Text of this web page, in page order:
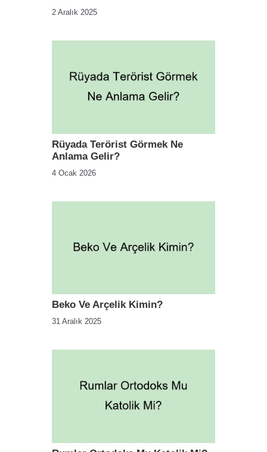
2 Aralık 2025
Rüyada Terörist Görmek Ne
Anlama Gelir?
4 Ocak 2026
Beko Ve Arçelik Kimin?
31 Aralık 2025